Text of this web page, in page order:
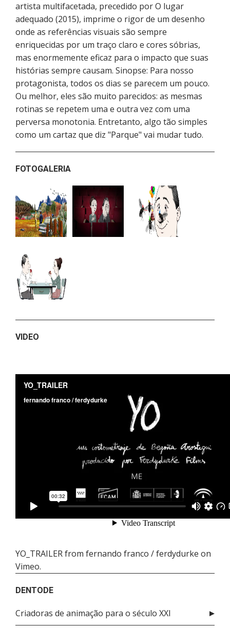
artista multifacetada, precedido por O lugar
adequado (2015), imprime o rigor de um desenho
onde as referências visuais são sempre
enriquecidas por um traço claro e cores sóbrias,
mas enormemente eficaz para o impacto que suas
histórias sempre causam. Sinopse: Para nosso
protagonista, todos os dias se parecem um pouco.
Ou melhor, eles são muito parecidos: as mesmas
rotinas se repetem uma e outra vez com uma
perversa monotonia. Entretanto, algo tão simples
como um cartaz que diz "Parque" vai mudar tudo.
FOTOGALERIA
VIDEO
YO_TRAILERfrom fernando franco / ferdydurke on
Vimeo.
DENTODE
Criadoras de animação para o século XXI